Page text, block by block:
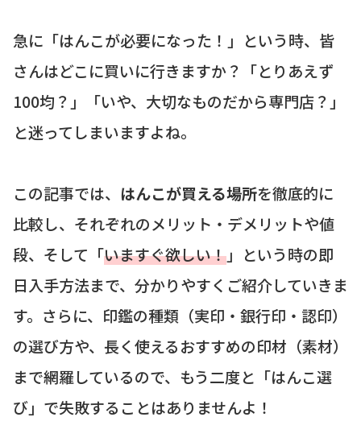
急に「はんこが必要になった！」という時、皆
さんはどこに買いに行きますか？「とりあえず
100均？」「いや、大切なものだから専門店？」
と迷ってしまいますよね。
この記事では、 はんこが買える場所を徹底的に
比較し、それぞれのメリット・デメリットや値
段、そして「いますぐ欲しい！」という時の即
日入手方法まで、分かりやすくご紹介していきま
す。さらに、印鑑の種類（実印・銀行印・認印）
の選び方や、長く使えるおすすめの印材（素材）
まで網羅しているので、もう二度と「はんこ選
び」で失敗することはありませんよ！